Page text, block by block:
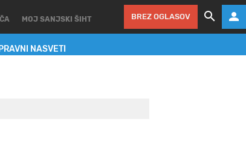
PRAVNI NASVETI
MOJ SANJSKI ŠIHT BREZ OGLASOV